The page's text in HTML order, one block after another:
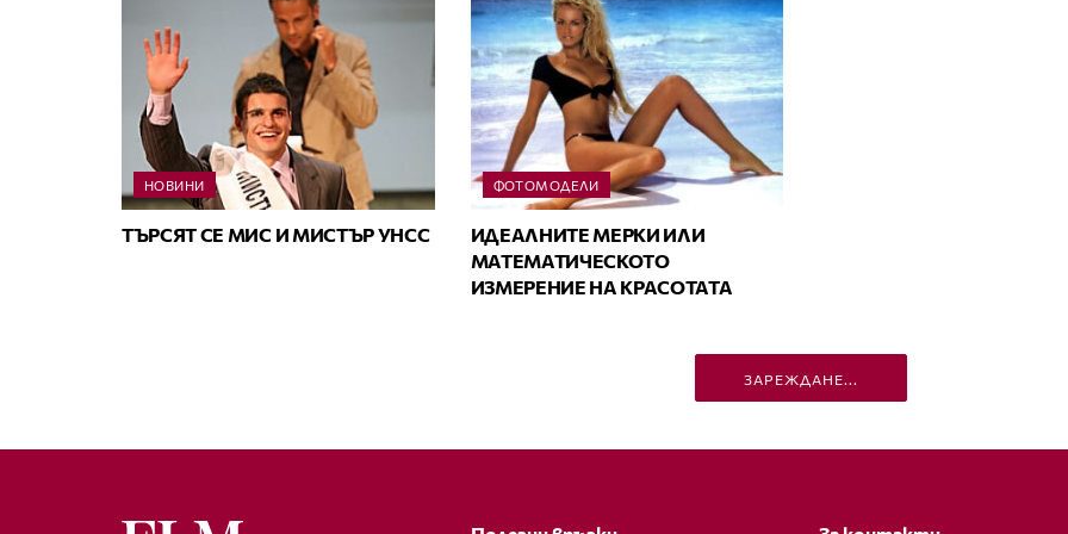
НОВИНИ
TЪРСЯТ СЕ MИС И MИСТЪР УНСС
ФОТОМОДЕЛИ
ИДЕАЛНИТЕ МЕРКИ ИЛИ
МАТЕМАТИЧЕСКОТО
ИЗМЕРЕНИЕ НА КРАСОТАТА
ЗАРЕЖДАНЕ...